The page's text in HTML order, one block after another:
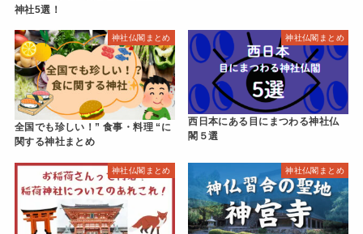
神社5選！
神社仏閣まとめ
全国でも珍しい！” 食事・料理 “に
関する神社まとめ
神社仏閣まとめ
西日本にある目にまつわる神社仏
閣５選
神社仏閣まとめ 神社仏閣まとめ